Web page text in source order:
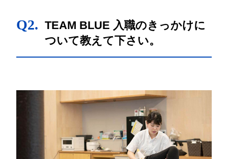
Q2. TEAM BLUE 入職のきっかけに
ついて教えて下さい。